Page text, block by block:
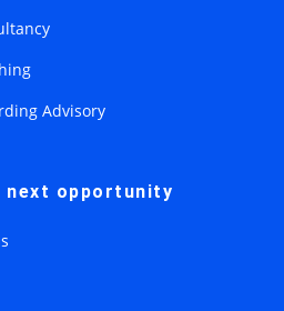
Advisory
next opportunity